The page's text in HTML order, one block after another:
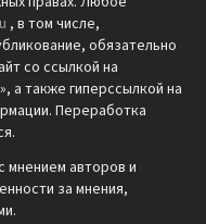
, в том числе,
обязательно
со ссылкой на
а также гиперссылкой на
Переработка
мнением авторов и
за мнения,